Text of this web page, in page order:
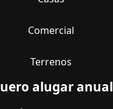
Comercial
Terrenos
alugar anual